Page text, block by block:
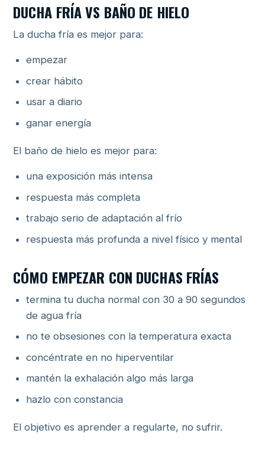
DUCHA FRÍA VS BAÑO DE HIELO
La ducha fría es mejor para:
empezar
crear hábito
usar a diario
ganar energía
El baño de hielo es mejor para:
una exposición más intensa
respuesta más completa
trabajo serio de adaptación al frío
respuesta más profunda a nivel físico y mental
CÓMO EMPEZAR CON DUCHAS FRÍAS
termina tu ducha normal con 30 a 90 segundos
de agua fría
no te obsesiones con la temperatura exacta
concéntrate en no hiperventilar
mantén la exhalación algo más larga
hazlo con constancia
El objetivo es aprender a regularte, no sufrir.